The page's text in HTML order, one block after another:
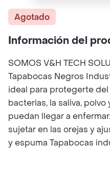
Agotado
Información del
SOMOS V&H TECH
Tapabocas Negros
ideal para protegerte
bacterias, la saliva,
puedan llegar a
sujetar en las orejas y
y espuma Tapabocas